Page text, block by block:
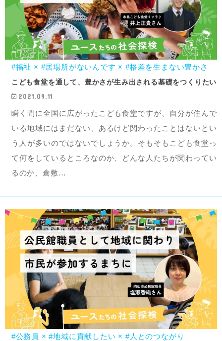
#福祉 × #居場所がないんです × #格差を生まない豊かさ
こども食堂を通して、豊かさが生み出される基礎をつくりたい
2021.09.11
瞬く間に全国に広がったこども食堂ですが、自分が住んで
いる地域にはまだない、あるけど関わったことはないとい
う人が多いのではないでしょうか。そもそもこども食堂っ
て何をしているところなのか、どんな人たちが関わってい
るのか、倉敷…
#公務員 × #地域に貢献したい × #人とのつながり